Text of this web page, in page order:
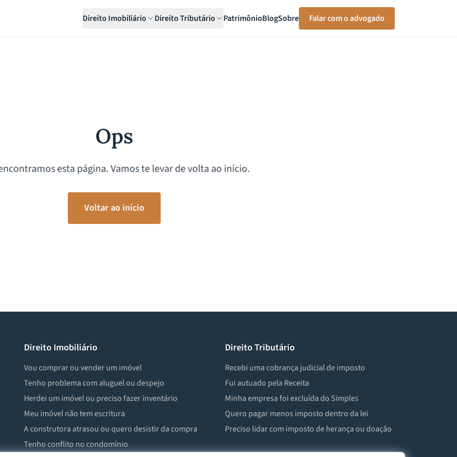
Direito Imobiliário Direito Tributário PatrimônioBlogSobre Falar com o advogado
Ops
esta página. Vamos te levar de volta ao início.
Voltar ao início
Direito Imobiliário
Vou comprar ou vender um imóvel
Tenho problema com aluguel ou despejo
Herdei um imóvel ou preciso fazer inventário
Meu imóvel não tem escritura
A construtora atrasou ou quero desistir da compra
Tenho conflito no condomínio
Direito Tributário
Recebi uma cobrança judicial de imposto
Fui autuado pela Receita
Minha empresa foi excluída do Simples
Quero pagar menos imposto dentro da lei
Preciso lidar com imposto de herança ou doação